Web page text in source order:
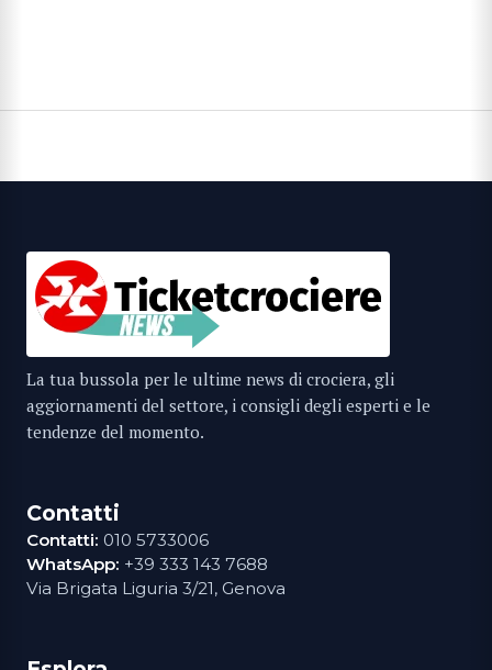
La tua bussola per le ultime news di crociera, gli
aggiornamenti del settore, i consigli degli esperti e le
tendenze del momento.
Contatti
Contatti: 010 5733006
WhatsApp: +39 333 143 7688
Via Brigata Liguria 3/21, Genova